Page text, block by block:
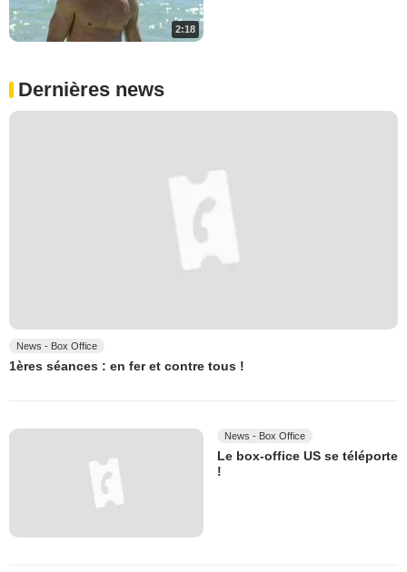
2:18
Dernières news
News - Box Office
1ères séances : en fer et contre tous !
News - Box Office
Le box-office US se téléporte
!